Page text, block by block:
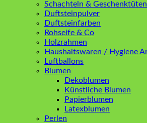
Schachteln & Geschenktüten
Duftsteinpulver
Duftsteinfarben
Rohseife & Co
Holzrahmen
Haushaltswaren / Hygiene
Luftballons
Blumen
Dekoblumen
Künstliche Blumen
Papierblumen
Latexblumen
Perlen